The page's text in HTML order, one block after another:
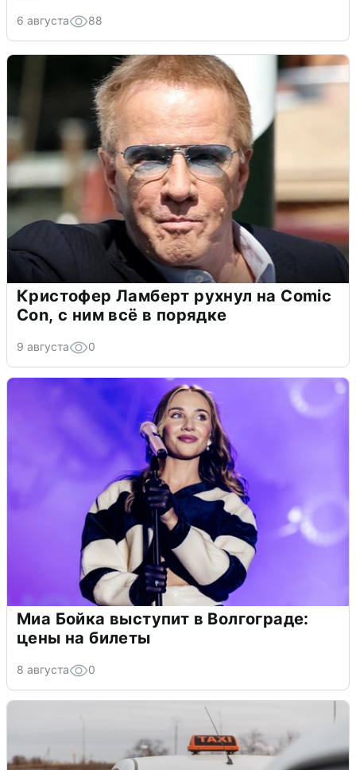
6 августа 88
Кристофер Ламберт рухнул на Comic
Con, с ним всё в порядке
9 августа 0
Миа Бойка выступит в Волгограде:
цены на билеты
8 августа 0